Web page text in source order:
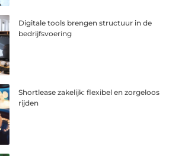
Digitale tools brengen structuur in de
bedrijfsvoering
Shortlease zakelijk: flexibel en zorgeloos
rijden